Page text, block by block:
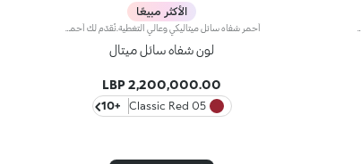
الأكثر مبيعًا
لون شفاه سائل ميتال
2,200,000.00 LBP
05 Classic Red
+10